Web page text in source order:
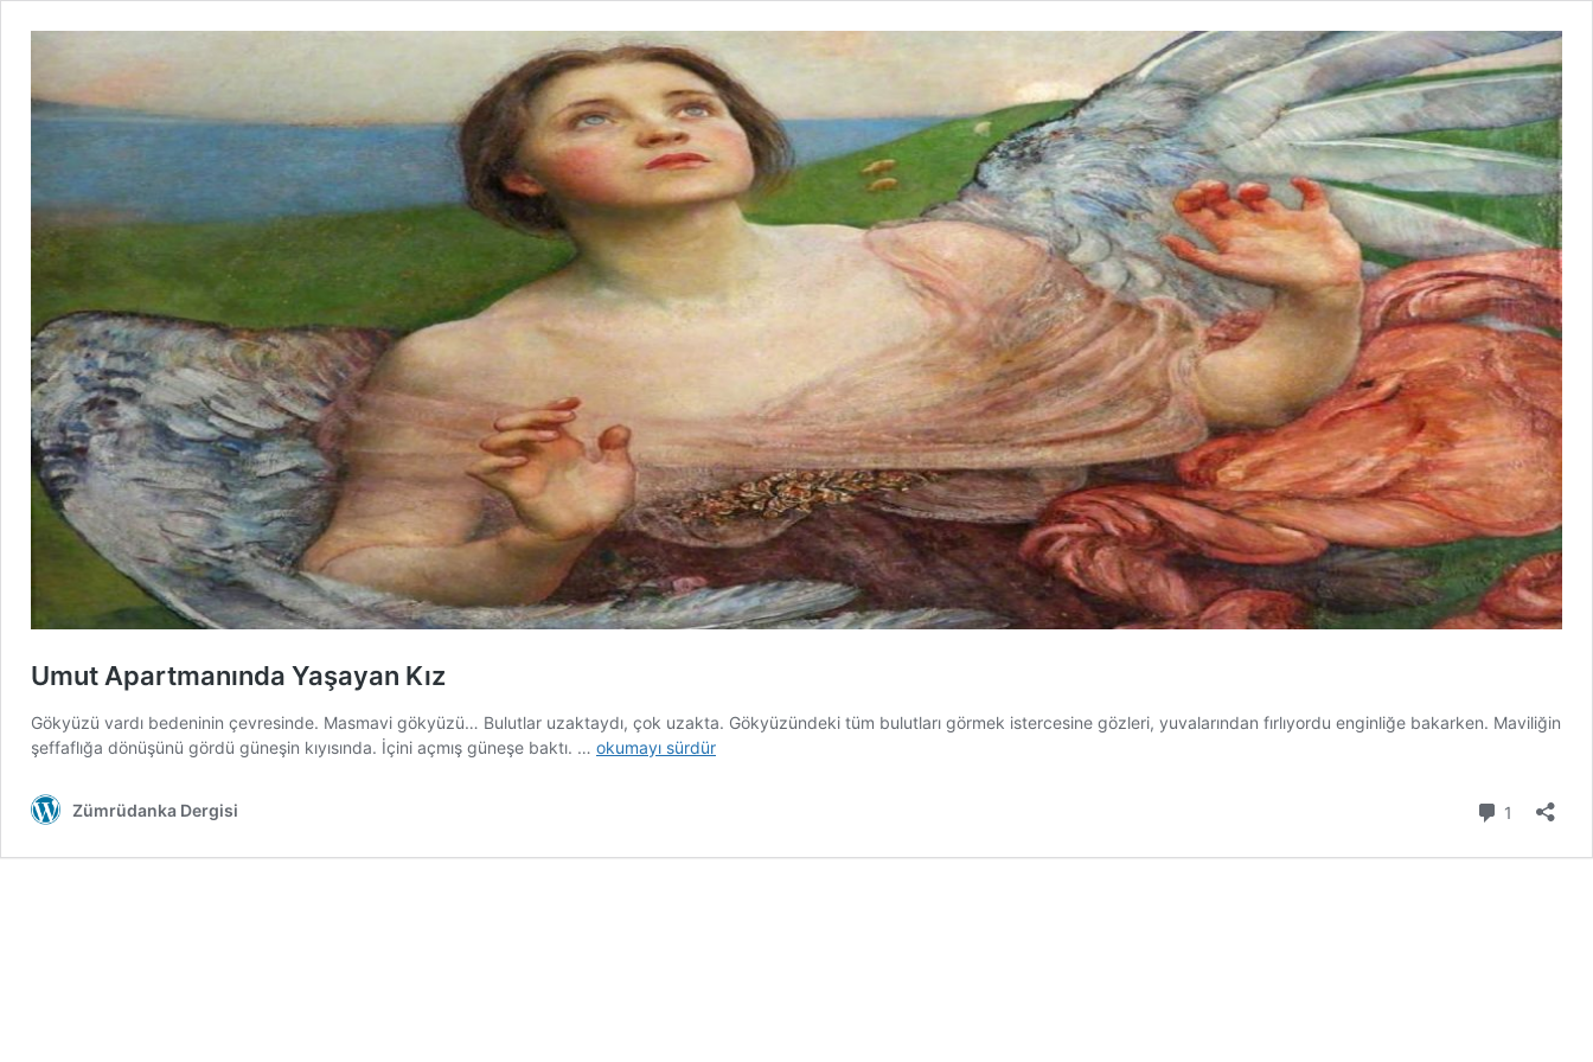
Umut Apartmanında Yaşayan Kız
Gökyüzü vardı bedeninin çevresinde. Masmavi gökyüzü… Bulutlar uzaktaydı, çok uzakta. Gökyüzündeki tüm bulutları görmek istercesine gözleri, yuvalarından fırlıyordu enginliğe bakarken. Maviliğin
şeffaflığa dönüşünü gördü güneşin kıyısında. İçini açmış güneşe baktı. … Umut
okumayı sürdür
Zümrüdanka Dergisi 1 Yorum